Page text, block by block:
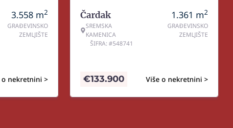
3.558 m2
GRAĐEVINSKO
ZEMLJIŠTE
o nekretnini >
Čardak
SREMSKA
KAMENICA
ŠIFRA: #548741
1.361 m2
GRAĐEVINSKO
ZEMLJIŠTE
Više o nekretnini >
€133.900